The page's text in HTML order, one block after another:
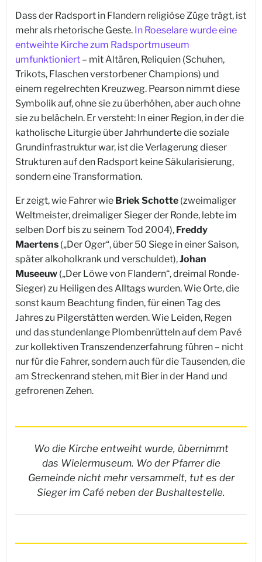
Dass der Radsport in Flandern religiöse Züge trägt, ist
mehr als rhetorische Geste. In Roeselare wurde eine
entweihte Kirche zum Radsportmuseum
umfunktioniert – mit Altären, Reliquien (Schuhen,
Trikots, Flaschen verstorbener Champions) und
einem regelrechten Kreuzweg. Pearson nimmt diese
Symbolik auf, ohne sie zu überhöhen, aber auch ohne
sie zu belächeln. Er versteht: In einer Region, in der die
katholische Liturgie über Jahrhunderte die soziale
Grundinfrastruktur war, ist die Verlagerung dieser
Strukturen auf den Radsport keine Säkularisierung,
sondern eine Transformation.
Er zeigt, wie Fahrer wie Briek Schotte (zweimaliger
Weltmeister, dreimaliger Sieger der Ronde, lebte im
selben Dorf bis zu seinem Tod 2004), Freddy
Maertens („Der Oger“, über 50 Siege in einer Saison,
später alkoholkrank und verschuldet),Johan
Museeuw („Der Löwe von Flandern“, dreimal Ronde-
Sieger) zu Heiligen des Alltags wurden. Wie Orte, die
sonst kaum Beachtung finden, für einen Tag des
Jahres zu Pilgerstätten werden. Wie Leiden, Regen
und das stundenlange Plombenrütteln auf dem Pavé
zur kollektiven Transzendenzerfahrung führen – nicht
nur für die Fahrer, sondern auch für die Tausenden, die
am Streckenrand stehen, mit Bier in der Hand und
gefrorenen Zehen.
Wo die Kirche entweiht wurde, übernimmt
das Wielermuseum. Wo der Pfarrer die
Gemeinde nicht mehr versammelt, tut es der
Sieger im Café neben der Bushaltestelle.